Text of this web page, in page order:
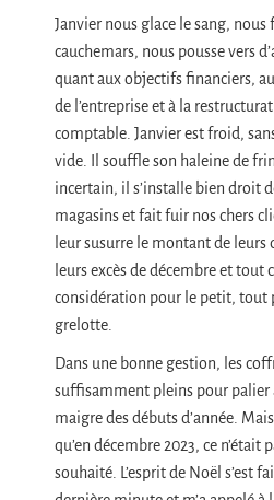
Janvier nous glace le sang, nous
cauchemars, nous pousse vers
quant aux objectifs financiers,
de l’entreprise et à la
comptable. Janvier est froid,
vide. Il souffle son haleine de
incertain, il s’installe bien droit
magasins et fait fuir nos chers
leur susurre le montant de
leurs excès de décembre et tout
considération pour le petit, tout
grelotte.
Dans une bonne gestion, les
suffisamment pleins pour palier
maigre des débuts d’année.
qu’en décembre 2023, ce n’était
souhaité. L’esprit de Noël s’est